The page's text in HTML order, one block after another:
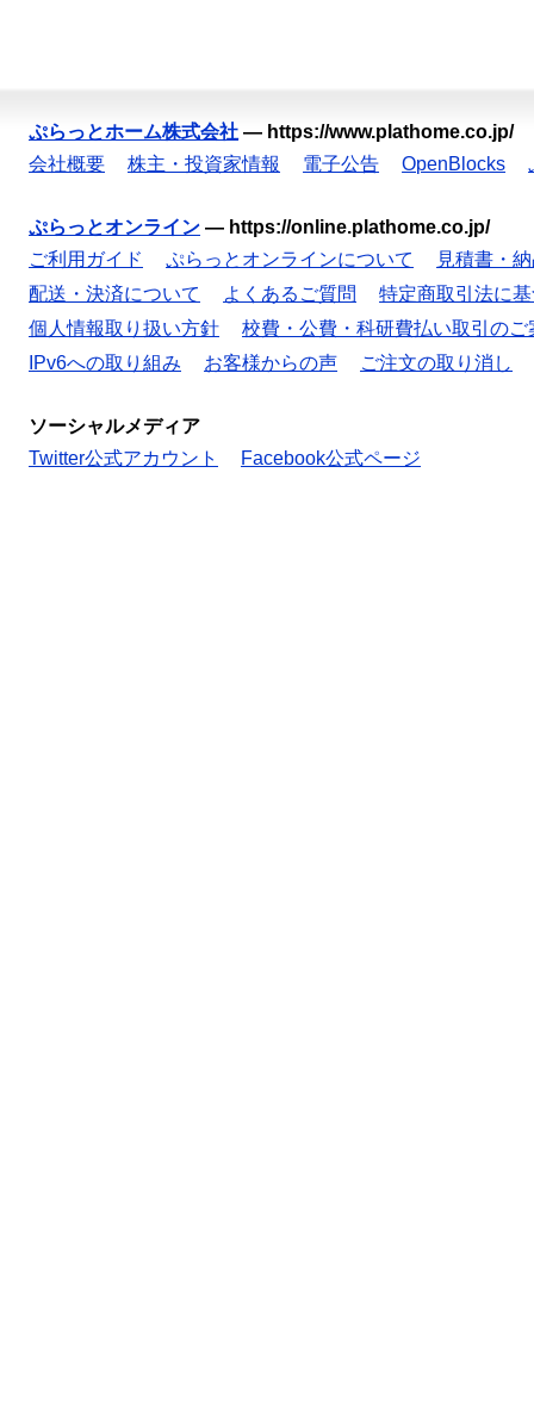
ぷらっとホーム株式会社 — https://www.plathome.co.jp/
会社概要
株主・投資家情報 電子公告 OpenBlocks
ぷらっとオンライン — https://online.plathome.co.jp/
ご利用ガイド
ぷらっとオンラインについて
見積書・
配送・決済について
よくあるご質問
特定商取引法に
個人情報取り扱い方針
校費・公費・科研費払い取引のご
IPv6への取り組み
お客様からの声 ご注文の取り消し
ソーシャルメディア
Twitter公式アカウント
Facebook公式ページ